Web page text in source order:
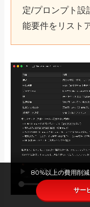
定/プロンプト設
能要件をリスト
80%以上の費用削
サー